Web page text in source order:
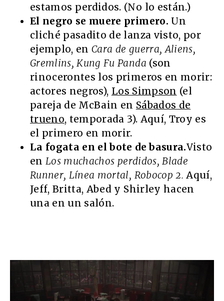
estamos perdidos. (No lo están.)
El negro se muere primero. Un
cliché pasadito de lanza visto, por
ejemplo, enCara de guerra, Aliens,
Gremlins, Kung Fu Panda (son
rinocerontes los primeros en morir:
actores negros), Los Simpson (el
pareja de McBain en Sábados de
trueno, temporada 3). Aquí, Troy es
el primero en morir.
La fogata en el bote de basura.Visto
en Los muchachos perdidos, Blade
Runner, Línea mortal, Robocop 2. Aquí,
Jeff, Britta, Abed y Shirley hacen
una en un salón.